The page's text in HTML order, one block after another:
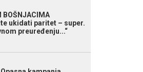
BOŠNJACIMA
ukidati paritet – super.
preuređenju...“